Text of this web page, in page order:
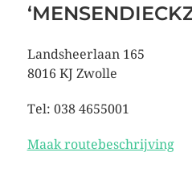
Landsheerlaan 165
8016 KJ Zwolle
Tel: 038 4655001
Maak routebeschrijving